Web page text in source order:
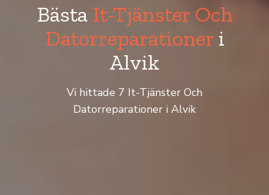
Bästa It-Tjänster Och
Datorreparationeri
Alvik
Vi hittade 7 It-Tjänster Och
Datorreparationer i Alvik